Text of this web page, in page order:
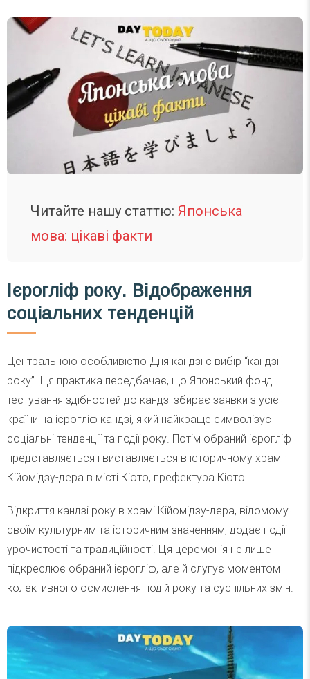
Читайте нашу статтю: Японська
мова: цікаві факти
Ієрогліф року. Відображення
соціальних тенденцій
Центральною особливістю Дня кандзі є вибір “кандзі
року”. Ця практика передбачає, що Японський фонд
тестування здібностей до кандзі збирає заявки з усієї
країни на ієрогліф кандзі, який найкраще символізує
соціальні тенденції та події року. Потім обраний ієрогліф
представляється і виставляється в історичному храмі
Кійомідзу-дера в місті Кіото, префектура Кіото.
Відкриття кандзі року в храмі Кійомідзу-дера, відомому
своїм культурним та історичним значенням, додає події
урочистості та традиційності. Ця церемонія не лише
підкреслює обраний ієрогліф, але й слугує моментом
колективного осмислення подій року та суспільних змін.